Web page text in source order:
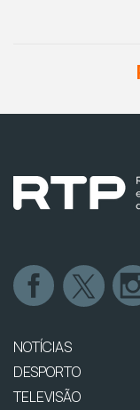
NOTÍCIAS
DESPORTO
TELEVISÃO